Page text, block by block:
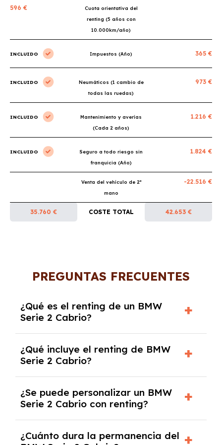
596 €
Cuota orientativa del
renting (5 años con
10.000km/año)
INCLUIDO Impuestos (Año) 365 €
INCLUIDO
Neumáticos (1 cambio de
todas las ruedas)
973 €
INCLUIDO
Mantenimiento y averías
(Cada 2 años)
1.216 €
INCLUIDO
Seguro a todo riesgo sin
franquicia (Año)
1.824 €
Venta del vehículo de 2ª
mano
-22.516 €
35.760 € COSTE TOTAL 42.653 €
PREGUNTAS FRECUENTES
¿Qué es el renting de un BMW
Serie 2 Cabrio?
contrato de alquiler a largo plazo en el que
pagas una cuota mensual fija por el uso del
coche durante un periodo determinado,
generalmente entre 2 y 5 años.
¿Qué incluye el renting de BMW
Serie 2 Cabrio?
seguro a todo riesgo, mantenimiento,
reparaciones, impuestos, asistencia en
carretera y gestión de la documentación.
¿Se puede personalizar un BMW
Serie 2 Cabrio con renting?
opciones y equipamiento adicional, siempre y
¿Cuánto dura la permanencia del